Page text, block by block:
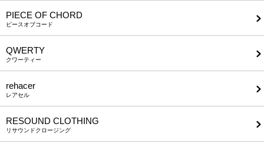
PIECE OF CHORD
ピースオブコード
QWERTY
クワーティー
rehacer
レアセル
RESOUND CLOTHING
リサウンドクロージング